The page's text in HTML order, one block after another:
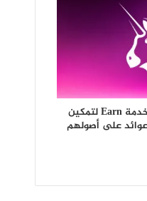
منصة “Uniswap” تطلق خدمة Earn لتمكين
على أصولهم